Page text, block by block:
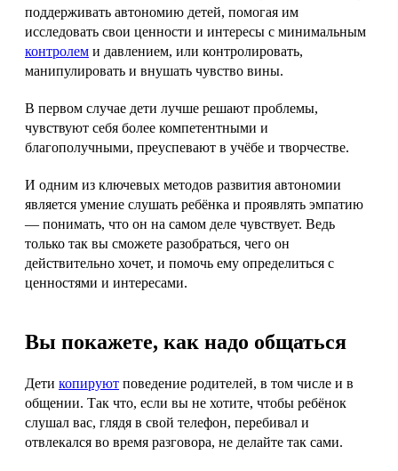
поддерживать автономию детей, помогая им
исследовать свои ценности и интересы с минимальным
контролем и давлением, или контролировать,
манипулировать и внушать чувство вины.
В первом случае дети лучше решают проблемы,
чувствуют себя более компетентными и
благополучными, преуспевают в учёбе и творчестве.
И одним из ключевых методов развития автономии
является умение слушать ребёнка и проявлять эмпатию
— понимать, что он на самом деле чувствует. Ведь
только так вы сможете разобраться, чего он
действительно хочет, и помочь ему определиться с
ценностями и интересами.
Вы покажете, как надо общаться
Дети копируют поведение родителей, в том числе и в
общении. Так что, если вы не хотите, чтобы ребёнок
слушал вас, глядя в свой телефон, перебивал и
отвлекался во время разговора, не делайте так сами.